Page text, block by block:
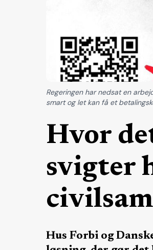
Hvor
svigter
Hus Forbi og
Regeringen har nedsat en
smart og let kan få et